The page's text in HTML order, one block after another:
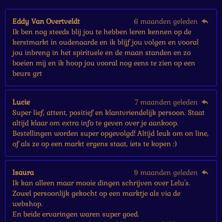
r
Eddy Van Overtveldt
6 maanden geleden
Ik ben nog steeds blij jou te hebben leren kennen op de
kerstmarkt in oudenaarde en ik blijf jou volgen en vooral
jou inbreng in het spirituele en de maan standen en zo
boeien mij en ik hoop jou vooral nog eens te zien op een
beurs grt
Lucie
7 maanden geleden
Super lief, attent, positief en klantvriendelijk persoon. Staat
altijd klaar om extra info te geven over je aankoop.
Bestellingen worden super opgevolgd! Altijd leuk om on line,
of als ze op een markt ergens staat, iets te kopen :)
Isaura
9 maanden geleden
Ik kan alleen maar mooie dingen schrijven over Lelu's.
Zowel persoonlijk gekocht op een marktje als via de
webshop.
En beide ervaringen waren super goed.